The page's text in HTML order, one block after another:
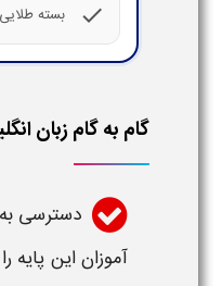
check بسته طلایی (45 دقیقه ای) گام به گام زبان
گام به گام زبان
دسترسی به
آموزان این پایه